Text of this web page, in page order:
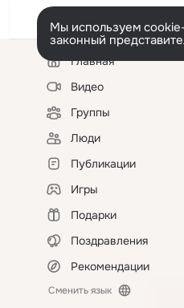
Мы используем
законный
Левая
колонкаГлавная
Видео
Группы
Люди
Публикации
Игры
Подарки
Поздравления
Рекомендации
Сменить язык